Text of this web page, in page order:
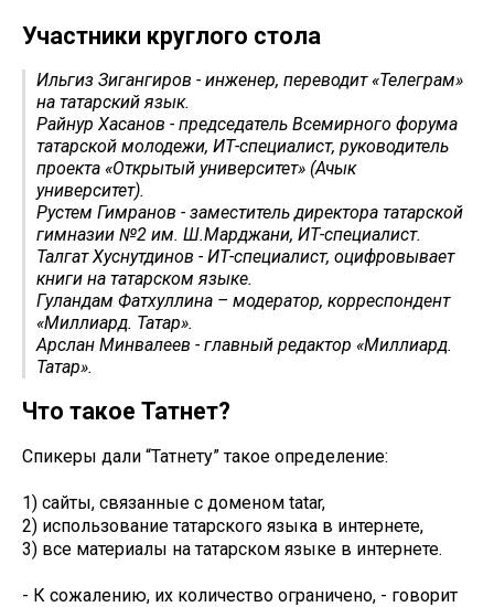
Участники круглого стола
Ильгиз Зигангиров - инженер, переводит «Телеграм»
на татарский язык.
Райнур Хасанов - председатель Всемирного форума
татарской молодежи, ИТ-специалист, руководитель
проекта «Открытый университет» (Ачык
университет).
Рустем Гимранов - заместитель директора татарской
гимназии №2 им. Ш.Марджани, ИТ-специалист.
Талгат Хуснутдинов - ИТ-специалист, оцифровывает
книги на татарском языке.
Гуландам Фатхуллина – модератор, корреспондент
«Миллиард. Татар».
Арслан Минвалеев - главный редактор «Миллиард.
Татар».
Что такое Татнет?
Спикеры дали “Татнету” такое определение:
1) сайты, связанные с доменом tatar,
2) использование татарского языка в интернете,
3) все материалы на татарском языке в интернете.
- К сожалению, их количество ограничено, - говорит